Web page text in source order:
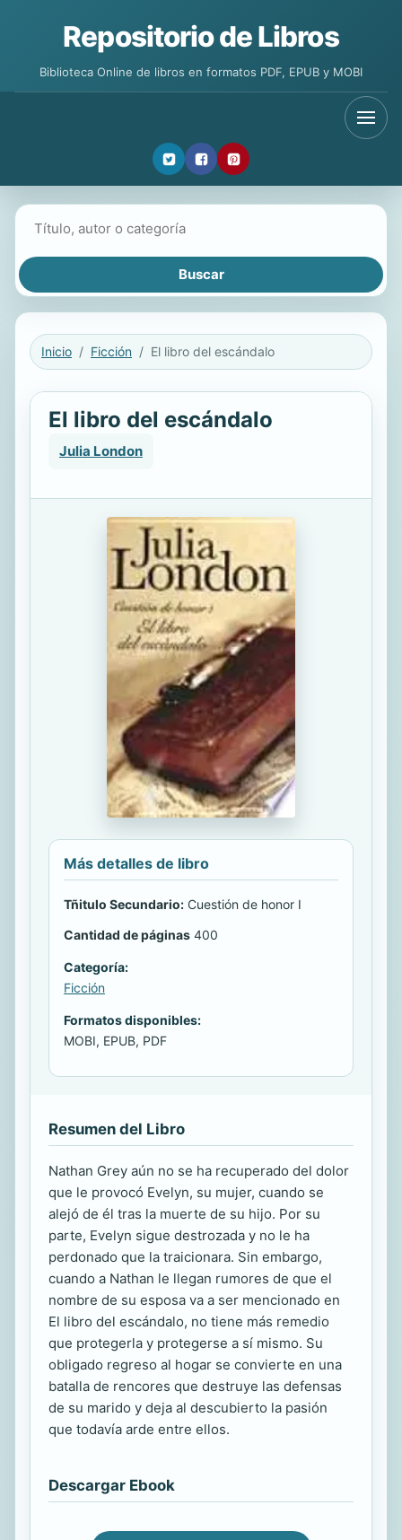
Repositorio de Libros
Biblioteca Online de libros en formatos PDF, EPUB y MOBI
Inicio Ficción El libro del escándalo
El libro del escándalo
Julia London
Más detalles de libro
Tñitulo Secundario: Cuestión de honor I
Cantidad de páginas 400
Categoría:
Ficción
Formatos disponibles:
MOBI, EPUB, PDF
Resumen del Libro
Nathan Grey aún no se ha recuperado del dolor
que le provocó Evelyn, su mujer, cuando se
alejó de él tras la muerte de su hijo. Por su
parte, Evelyn sigue destrozada y no le ha
perdonado que la traicionara. Sin embargo,
cuando a Nathan le llegan rumores de que el
nombre de su esposa va a ser mencionado en
El libro del escándalo, no tiene más remedio
que protegerla y protegerse a sí mismo. Su
obligado regreso al hogar se convierte en una
batalla de rencores que destruye las defensas
de su marido y deja al descubierto la pasión
que todavía arde entre ellos.
Descargar Ebook